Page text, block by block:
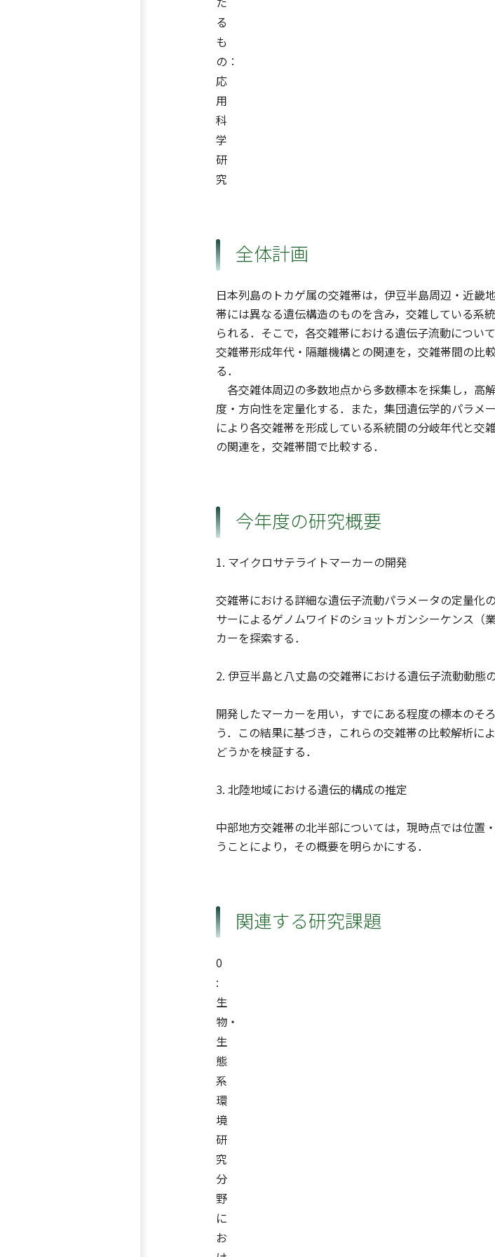
る
も
の：
応
用
科
学
研
究
全体計画
日本列島のトカゲ属の交雑帯は，伊豆半島周辺・近
帯には異なる遺伝構造のものを含み，交雑している系
られる．そこで，各交雑帯における遺伝子流動につい
交雑帯形成年代・隔離機構との関連を，交雑帯間の比
る．
各交雑体周辺の多数地点から多数標本を採集し，高
度・方向性を定量化する．また，集団遺伝学的パラメ
により各交雑帯を形成している系統間の分岐年代と
の関連を，交雑帯間で比較する．
今年度の研究概要
1. マイクロサテライトマーカーの開発
交雑帯における詳細な遺伝子流動パラメータの定量化
サーによるゲノムワイドのショットガンシーケンス（
カーを探索する．
2. 伊豆半島と八丈島の交雑帯における遺伝子流動動態
開発したマーカーを用い，すでにある程度の標本のそ
う．この結果に基づき，これらの交雑帯の比較解析に
どうかを検証する．
3. 北陸地域における遺伝的構成の推定
中部地方交雑帯の北半部については，現時点では位置
うことにより，その概要を明らかにする．
関連する研究課題
0
:
生
物・
生
態
系
環
境
研
究
分
野
に
お